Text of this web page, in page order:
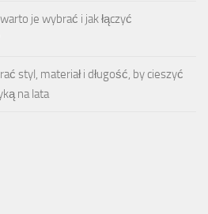
je wybrać i jak łączyć
styl, materiał i długość, by cieszyć
na lata